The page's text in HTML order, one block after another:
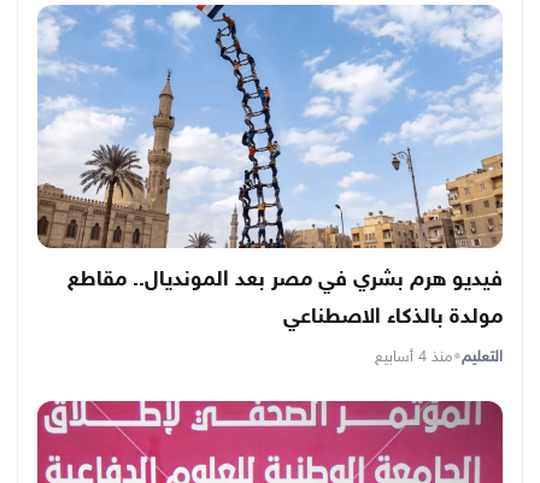
فيديو هرم بشري في مصر بعد المونديال.. مقاطع
مولدة بالذكاء الاصطناعي
التعليم•منذ 4 أسابيع